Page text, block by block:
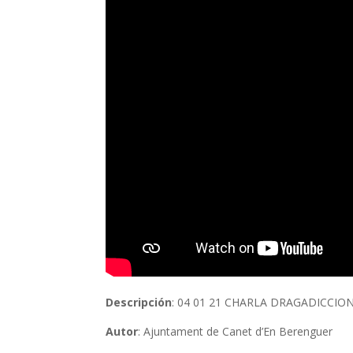
Descripción: 04 01 21 CHARLA
Autor: Ajuntament de Canet d’En Berenguer